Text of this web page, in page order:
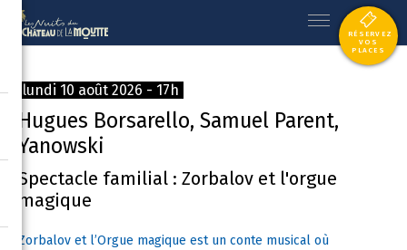
RÉSERVEZ
VOS
PLACES
lundi 10 août 2026 - 17h
Hugues Borsarello, Samuel Parent,
Yanowski
Spectacle familial : Zorbalov et l'orgue
magique
Zorbalov et l’Orgue magique est un conte musical où